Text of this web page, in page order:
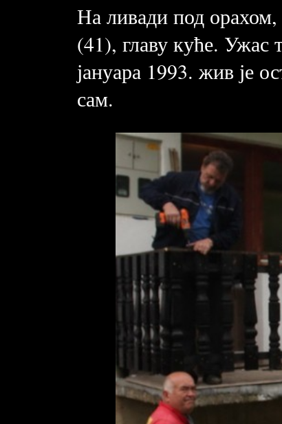
На ливади под орахом,
(41), главу куће.
јануара 1993. жив је
сам.